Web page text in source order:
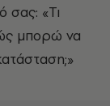
σας: «Τι
μπορώ να